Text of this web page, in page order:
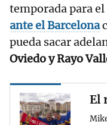
temporada para
ante el Barcelona
pueda sacar
Oviedo y Rayo
El